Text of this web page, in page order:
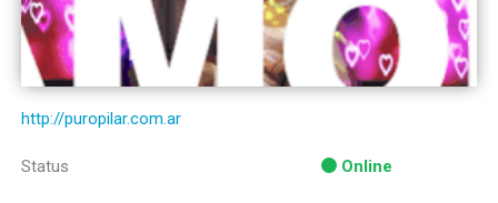
http://puropilar.com.ar
Status Online